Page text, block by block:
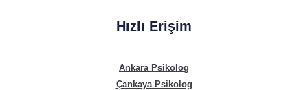
Hızlı Erişim
Ankara Psikolog
Çankaya Psikolog